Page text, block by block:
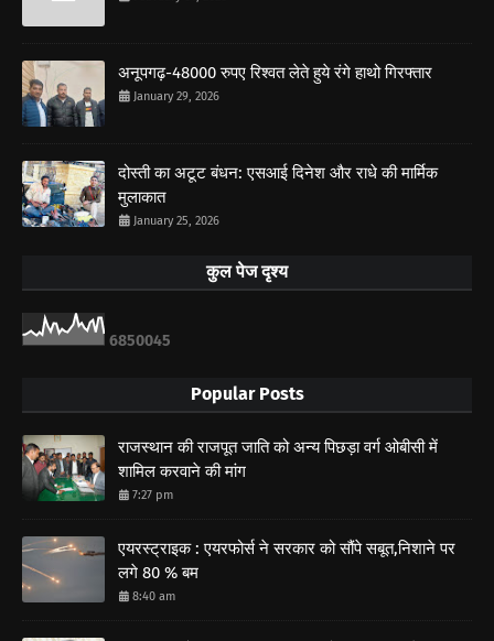
अनूपगढ़-48000 रुपए रिश्वत लेते हुये रंगे हाथो गिरफ्तार
January 29, 2026
दोस्ती का अटूट बंधन: एसआई दिनेश और राधे की मार्मिक
मुलाकात
January 25, 2026
कुल पेज दृश्य
6850045
Popular Posts
राजस्थान की राजपूत जाति को अन्य पिछड़ा वर्ग ओबीसी में
शामिल करवाने की मांग
7:27 pm
एयरस्ट्राइक : एयरफोर्स ने सरकार को सौंपे सबूत,निशाने पर
लगे 80 % बम
8:40 am